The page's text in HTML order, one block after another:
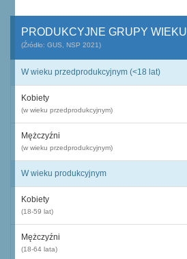
PRODUKCYJNE GRUPY WIEKU
(Źródło: GUS, NSP 2021)
W wieku przedprodukcyjnym (<18 lat)
Kobiety
(w wieku przedprodukcyjnym)
Mężczyźni
(w wieku przedprodukcyjnym)
W wieku produkcyjnym
Kobiety
(18-59 lat)
Mężczyźni
(18-64 lata)